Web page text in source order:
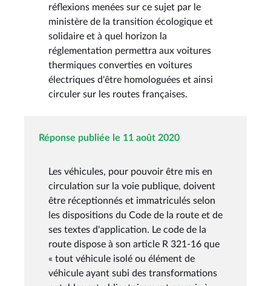
réflexions menées sur ce sujet par le
ministère de la transition écologique et
solidaire et à quel horizon la
réglementation permettra aux voitures
thermiques converties en voitures
électriques d'être homologuées et ainsi
circuler sur les routes françaises.
Réponse publiée le 11 août 2020
Les véhicules, pour pouvoir être mis en
circulation sur la voie publique, doivent
être réceptionnés et immatriculés selon
les dispositions du Code de la route et de
ses textes d'application. Le code de la
route dispose à son article R 321-16 que
« tout véhicule isolé ou élément de
véhicule ayant subi des transformations